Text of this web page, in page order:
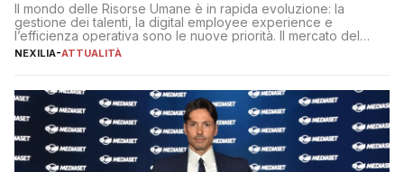
Il mondo delle Risorse Umane è in rapida evoluzione: la
gestione dei talenti, la digital employee experience e
l’efficienza operativa sono le nuove priorità. Il mercato del
lavoro, d’altra parte, è sempre più competitivo con una lotta
NEXILIA-ATTUALITÀ